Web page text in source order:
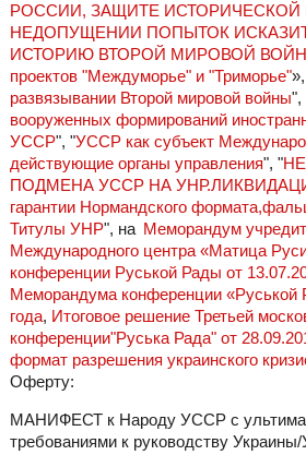
РОССИИ, ЗАЩИТЕ ИСТОРИЧЕСКОЙ
НЕДОПУЩЕНИИ ПОПЫТОК
ИСТОРИЮ ВТОРОЙ МИРОВОЙ
проектов "Междуморье" и "Триморье"
развязывании Второй мировой войны",
вооруженных формирований
УССР", "УССР как субъект
действующие органы управления", "
ПОДМЕНА УССР НА
гарантии Нормандского
Титулы УНР", на Меморандум
Международного центра «Матица
конференции Руськой Рады от
Меморандума конференции «Руськой
года, Итоговое решение Третьей
конференции"Руська Рада" от
формат разрешения украинского
Оферту:
МАНИФЕСТ к Народу УССР с
требованиями к руководству